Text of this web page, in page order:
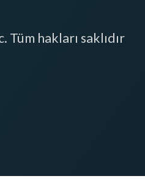
Tüm hakları saklıdır